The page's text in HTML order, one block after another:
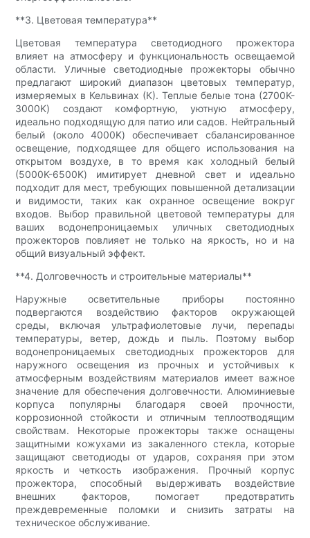
**3. Цветовая температура**
Цветовая температура светодиодного прожектора
влияет на атмосферу и функциональность освещаемой
области. Уличные светодиодные прожекторы обычно
предлагают широкий диапазон цветовых температур,
измеряемых в Кельвинах (К). Теплые белые тона (2700K-
3000K) создают комфортную, уютную атмосферу,
идеально подходящую для патио или садов. Нейтральный
белый (около 4000K) обеспечивает сбалансированное
освещение, подходящее для общего использования на
открытом воздухе, в то время как холодный белый
(5000K-6500K) имитирует дневной свет и идеально
подходит для мест, требующих повышенной детализации
и видимости, таких как охранное освещение вокруг
входов. Выбор правильной цветовой температуры для
ваших водонепроницаемых уличных светодиодных
прожекторов повлияет не только на яркость, но и на
общий визуальный эффект.
**4. Долговечность и строительные материалы**
Наружные осветительные приборы постоянно
подвергаются воздействию факторов окружающей
среды, включая ультрафиолетовые лучи, перепады
температуры, ветер, дождь и пыль. Поэтому выбор
водонепроницаемых светодиодных прожекторов для
наружного освещения из прочных и устойчивых к
атмосферным воздействиям материалов имеет важное
значение для обеспечения долговечности. Алюминиевые
корпуса популярны благодаря своей прочности,
коррозионной стойкости и отличным теплоотводящим
свойствам. Некоторые прожекторы также оснащены
защитными кожухами из закаленного стекла, которые
защищают светодиоды от ударов, сохраняя при этом
яркость и четкость изображения. Прочный корпус
прожектора, способный выдерживать воздействие
внешних факторов, помогает предотвратить
преждевременные поломки и снизить затраты на
техническое обслуживание.